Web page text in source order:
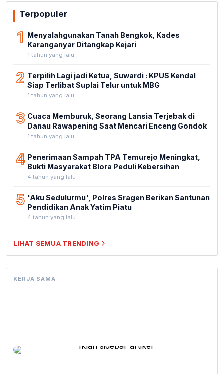
Terpopuler
1 Menyalahgunakan Tanah Bengkok, Kades
Karanganyar Ditangkap Kejari
1 tahun yang lalu
2 Terpilih Lagi jadi Ketua, Suwardi : KPUS Kendal
Siap Terlibat Suplai Telur untuk MBG
1 tahun yang lalu
3 Cuaca Memburuk, Seorang Lansia Terjebak di
Danau Rawapening Saat Mencari Enceng Gondok
1 tahun yang lalu
4 Penerimaan Sampah TPA Temurejo Meningkat,
Bukti Masyarakat Blora Peduli Kebersihan
4 tahun yang lalu
5 'Aku Sedulurmu', Polres Sragen Berikan Santunan
Pendidikan Anak Yatim Piatu
4 tahun yang lalu
LIHAT SEMUA TRENDING
KERJA SAMA